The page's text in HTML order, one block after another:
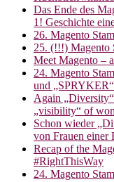
Das Ende des
1! Geschichte
26. Magento
25. (!!!) Magento
Meet Magento –
24. Magento
und „SPRYKER“
Again
„visibility“ of
Schon wieder
von Frauen
Recap of the
#RightThisWay
24. Magento